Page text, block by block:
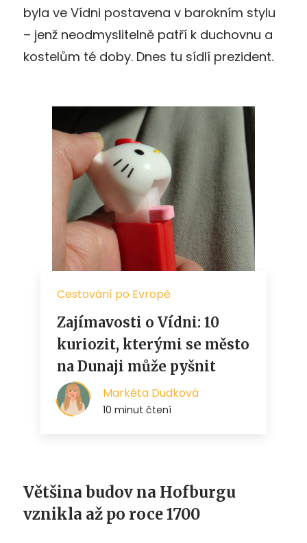
byla ve Vídni postavena v barokním stylu
– jenž neodmyslitelně patří k duchovnu a
kostelům té doby. Dnes tu sídlí prezident.
Většina budov na Hofburgu
vznikla až po roce 1700